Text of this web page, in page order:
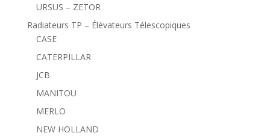
URSUS – ZETOR
Radiateurs TP – Élévateurs Télescopiques
CASE
CATERPILLAR
JCB
MANITOU
MERLO
NEW HOLLAND